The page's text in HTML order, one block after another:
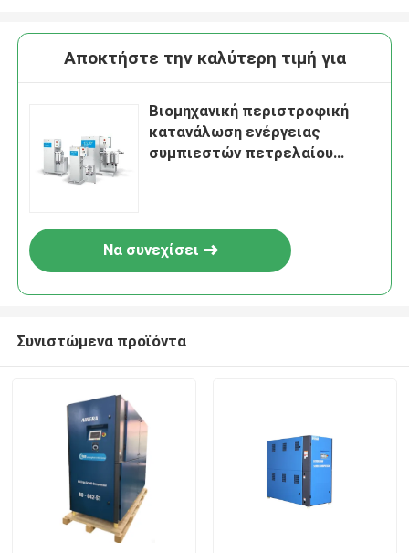
Αποκτήστε την καλύτερη τιμή για
Βιομηχανική περιστροφική
κατανάλωση ενέργειας
συμπιεστών πετρελαίου
Να συνεχίσει
Συνιστώμενα προϊόντα